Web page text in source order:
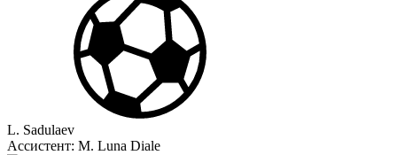
L. Sadulaev
Ассистент: M. Luna Diale